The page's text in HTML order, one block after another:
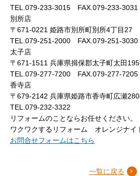
TEL.079-233-3015 FAX.079-233-3031
別所店
〒671-0221 姫路市別所町別所4丁目27
TEL.079-251-2000 FAX.079-251-3030
太子店
〒671-1511 兵庫県揖保郡太子町太田
TEL.079-277-7200 FAX.079-277-7205
香寺店
〒679-2142 兵庫県姫路市香寺町広瀬
TEL.079-232-3322
リフォームのことならお任せください。
ワクワクするリフォーム オレンジナイ
お問合せフォームはこちら
一覧に戻る